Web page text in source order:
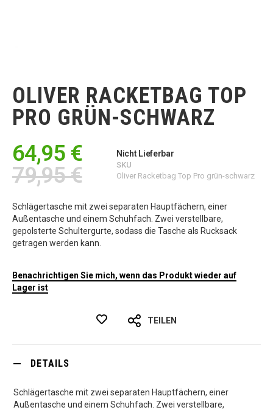
Bildgalerie
springen
OLIVER RACKETBAG TOP
PRO GRÜN-SCHWARZ
64,95 €
79,95 €
Nicht Lieferbar
SKU
Oliver Racketbag Top Pro grün-schwarz
Schlägertasche mit zwei separaten Hauptfächern, einer
Außentasche und einem Schuhfach. Zwei verstellbare,
gepolsterte Schultergurte, sodass die Tasche als Rucksack
getragen werden kann.
Benachrichtigen Sie mich, wenn das Produkt wieder auf
Lager ist
TEILEN
DETAILS
Schlägertasche mit zwei separaten Hauptfächern, einer
Außentasche und einem Schuhfach. Zwei verstellbare,